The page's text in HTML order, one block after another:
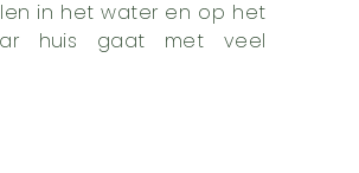
in het water en op het
huis gaat met veel